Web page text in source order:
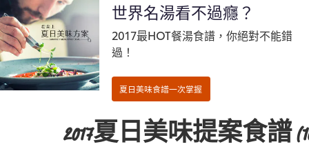
世界名湯看不過癮？
2017最HOT餐湯食譜，你絕對不能錯
過！
2017夏日美味提案食譜